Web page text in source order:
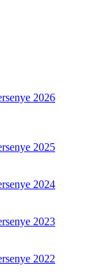
2026
2025
2024
2023
2022